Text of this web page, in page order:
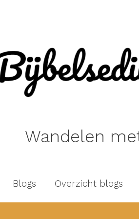
Wandelen
Blogs Overzicht blogs